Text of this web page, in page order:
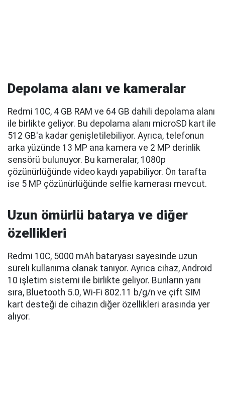
Depolama alanı ve kameralar
Redmi 10C, 4 GB RAM ve 64 GB dahili depolama alanı
ile birlikte geliyor. Bu depolama alanı microSD kart ile
512 GB'a kadar genişletilebiliyor. Ayrıca, telefonun
arka yüzünde 13 MP ana kamera ve 2 MP derinlik
sensörü bulunuyor. Bu kameralar, 1080p
çözünürlüğünde video kaydı yapabiliyor. Ön tarafta
ise 5 MP çözünürlüğünde selfie kamerası mevcut.
Uzun ömürlü batarya ve diğer
özellikleri
Redmi 10C, 5000 mAh bataryası sayesinde uzun
süreli kullanıma olanak tanıyor. Ayrıca cihaz, Android
10 işletim sistemi ile birlikte geliyor. Bunların yanı
sıra, Bluetooth 5.0, Wi-Fi 802.11 b/g/n ve çift SIM
kart desteği de cihazın diğer özellikleri arasında yer
alıyor.